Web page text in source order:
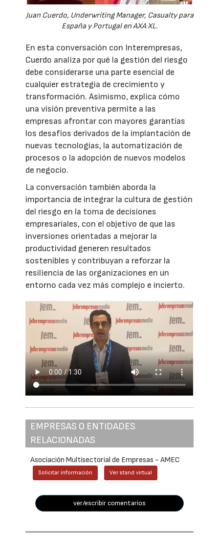
Juan Cuerdo, Underwriting Manager, Casualty para
España y Portugal en AXA XL.
En esta conversación con Interempresas,
Cuerdo analiza por qué la gestión del riesgo
debe considerarse una parte esencial de
cualquier estrategia de crecimiento y
transformación. Asimismo, explica cómo
una visión preventiva permite a las
empresas afrontar con mayores garantías
los desafíos derivados de la implantación de
nuevas tecnologías, la automatización de
procesos o la adopción de nuevos modelos
de negocio.
La conversación también aborda la
importancia de integrar la cultura de gestión
del riesgo en la toma de decisiones
empresariales, con el objetivo de que las
inversiones orientadas a mejorar la
productividad generen resultados
sostenibles y contribuyan a reforzar la
resiliencia de las organizaciones en un
entorno cada vez más complejo e incierto.
EMPRESAS O ENTIDADES
RELACIONADAS
Asociación Multisectorial de Empresas - AMEC
Solicitar información Ver stand virtual
ver/escribir comentarios